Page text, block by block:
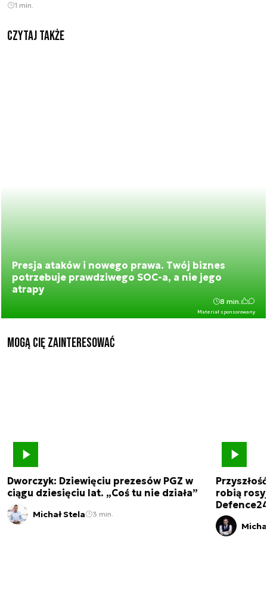
1 min.
Czytaj także
Presja ataków i nowego prawa. Twój biznes
potrzebuje prawdziwego SOC-a, a nie jego
atrapy
Materiał sponsorowany
8 min.
Mogą Cię zainteresować
Dworczyk: Dziewięciu prezesów PGZ w
ciągu dziesięciu lat. „Coś tu nie działa”
Michał Stela 3 min.
robią